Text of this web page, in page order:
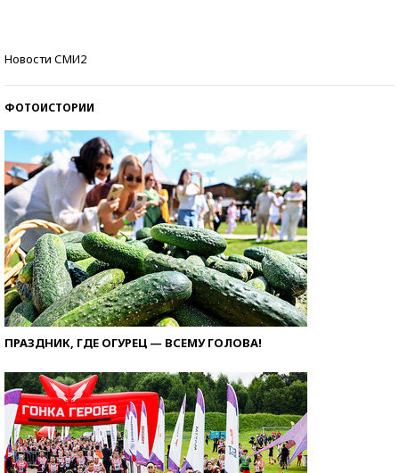
Новости СМИ2
ФОТОИСТОРИИ
ПРАЗДНИК, ГДЕ ОГУРЕЦ — ВСЕМУ ГОЛОВА!